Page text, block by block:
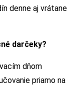
denne aj vrátane
darčeky?
dňom
priamo na